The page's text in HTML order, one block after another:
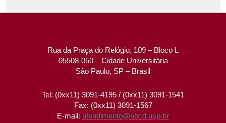
Rua da Praça do Relógio, 109 – Bloco L
05508-050 – Cidade Universitária
São Paulo, SP – Brasil
Tel: (0xx11) 3091-4195 / (0xx11) 3091-1541
Fax: (0xx11) 3091-1567
E-mail: atendimento@abcd.usp.br